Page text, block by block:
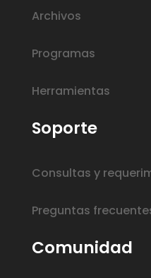
Archivos
Programas
Herramientas
Soporte
Consultas y
Preguntas
Comunidad